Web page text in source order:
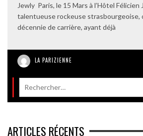
Jewly Paris, le 15 Mars à l’Hôtel Félicien
talentueuse rockeuse strasbourgeoise,
décennie de carrière, ayant déjà
LA PARIZIENNE
ARTICLES RÉCENTS